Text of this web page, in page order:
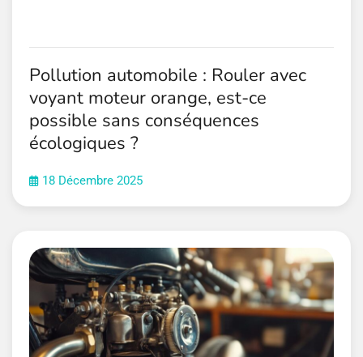
Pollution automobile : Rouler avec
voyant moteur orange, est-ce
possible sans conséquences
écologiques ?
18 Décembre 2025